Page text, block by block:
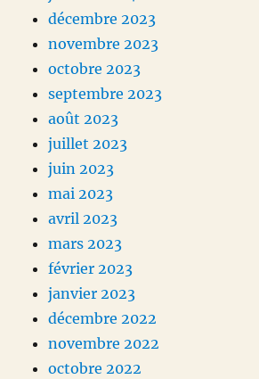
décembre 2023
novembre 2023
octobre 2023
septembre 2023
août 2023
juillet 2023
juin 2023
mai 2023
avril 2023
mars 2023
février 2023
janvier 2023
décembre 2022
novembre 2022
octobre 2022